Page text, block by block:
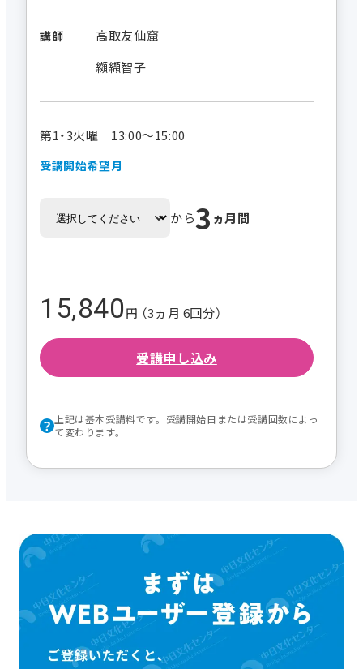
講師
高取友仙窟
纐纈智子
第1・3火曜 13:00～15:00
受講開始希望月
から3 ヵ月間
15,840円 （3ヵ月 6回分）
受講申し込み
上記は基本受講料です。受講開始日または受講回数によっ
て変わります。